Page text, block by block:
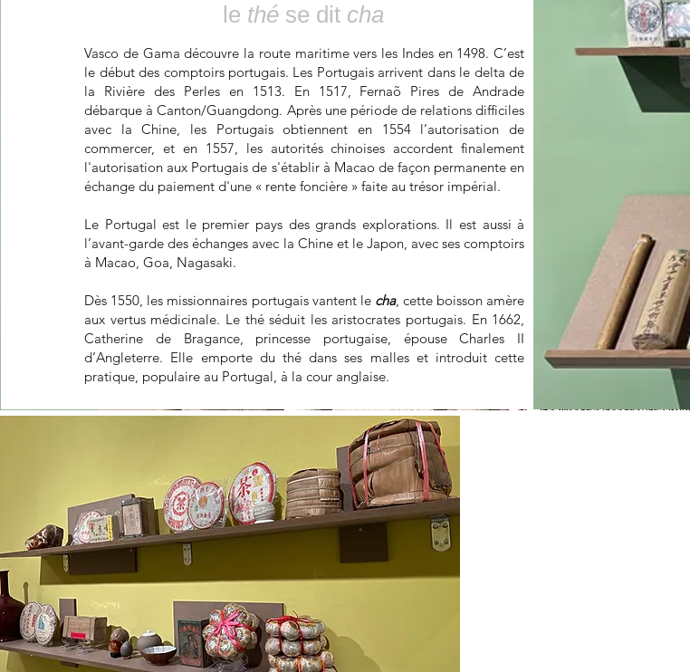
le thé se dit cha
Vasco de Gama découvre la route maritime vers les Indes en 1498. C’est
le début des comptoirs portugais. Les Portugais arrivent dans le delta de
la Rivière des Perles en 1513. En 1517, Fernaõ Pires de Andrade
débarque à Canton/Guangdong. Après une période de relations difficiles
avec la Chine, les Portugais obtiennent en 1554 l’autorisation de
commercer, et en 1557, les autorités chinoises accordent finalement
l'autorisation aux Portugais de s'établir à Macao de façon permanente en
échange du paiement d'une « rente foncière » faite au trésor impérial.
Le Portugal est le premier pays des grands explorations. Il est aussi à
l’avant-garde des échanges avec la Chine et le Japon, avec ses comptoirs
à Macao, Goa, Nagasaki.
Dès 1550, les missionnaires portugais vantent le cha, cette boisson amère
aux vertus médicinale. Le thé séduit les aristocrates portugais. En 1662,
Catherine de Bragance, princesse portugaise, épouse Charles II
d’Angleterre. Elle emporte du thé dans ses malles et introduit cette
pratique, populaire au Portugal, à la cour anglaise.